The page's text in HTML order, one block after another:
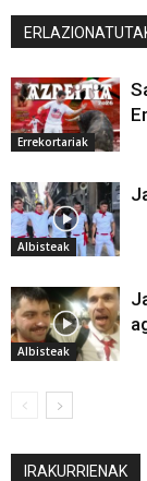
Errekortariak
Albisteak
Albisteak
IRAKURRIENAK